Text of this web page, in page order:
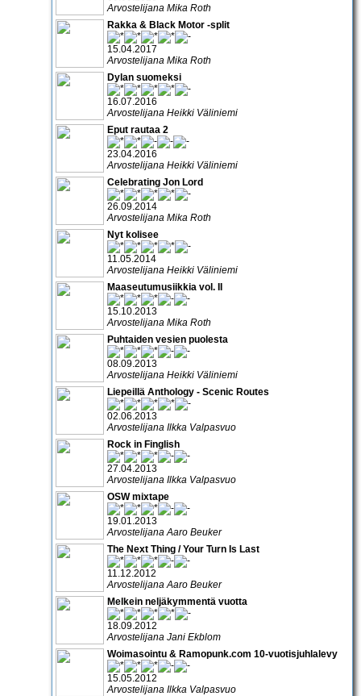
Arvostelijana Mika Roth
Rakka & Black Motor -split
15.04.2017
Arvostelijana Mika Roth
Dylan suomeksi
16.07.2016
Arvostelijana Heikki Väliniemi
Eput rautaa 2
23.04.2016
Arvostelijana Heikki Väliniemi
Celebrating Jon Lord
26.09.2014
Arvostelijana Mika Roth
Nyt kolisee
11.05.2014
Arvostelijana Heikki Väliniemi
Maaseutumusiikkia vol. II
15.10.2013
Arvostelijana Mika Roth
Puhtaiden vesien puolesta
08.09.2013
Arvostelijana Heikki Väliniemi
Liepeillä Anthology - Scenic Routes
02.06.2013
Arvostelijana Ilkka Valpasvuo
Rock in Finglish
27.04.2013
Arvostelijana Ilkka Valpasvuo
OSW mixtape
19.01.2013
Arvostelijana Aaro Beuker
The Next Thing / Your Turn Is Last
11.12.2012
Arvostelijana Aaro Beuker
Melkein neljäkymmentä vuotta
18.09.2012
Arvostelijana Jani Ekblom
Woimasointu & Ramopunk.com 10-vuotisjuhlalevy
15.05.2012
Arvostelijana Ilkka Valpasvuo